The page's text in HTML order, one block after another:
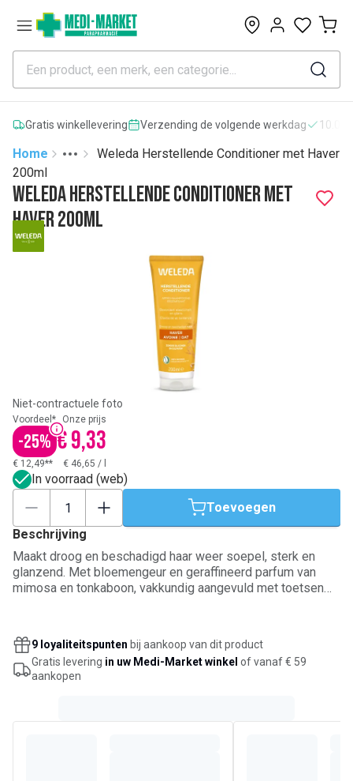
0
Gratis winkellevering Verzending de volgende werkdag
Home
More
Toggle menu
Weleda Herstellende Conditioner met Haver
200ml
Weleda Herstellende Conditioner met
Haver 200ml
Niet-contractuele foto
Voordeel*
-25%
Onze prijs
€ 9,33
€ 12,49** € 46,65 /
In voorraad (web)
Toevoegen
Beschrijving
Maakt droog en beschadigd haar weer soepel, sterk en
glanzend. Met bloemengeur en geraffineerd parfum van
mimosa en tonkaboon, vakkundig aangevuld met toetsen
minerale ingrediënten of genetisch gemanipuleerde
ingrediënten.
9 loyaliteitspunten bij aankoop van dit product
Gratis levering in uw Medi-Market winkel of vanaf € 59
aankopen